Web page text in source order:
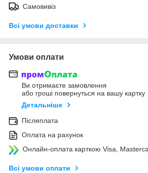
Самовивіз
Всі умови доставки
Умови оплати
Ви отримаєте замовлення
або гроші повернуться на вашу картку
Детальніше
Післяплата
Оплата на рахунок
Онлайн-оплата карткою Visa,
Всі умови оплати